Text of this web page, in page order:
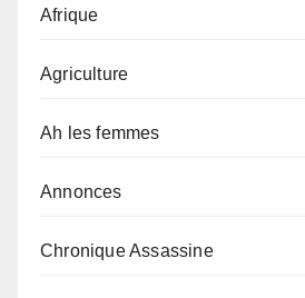
Afrique
Agriculture
Ah les femmes
Annonces
Chronique Assassine